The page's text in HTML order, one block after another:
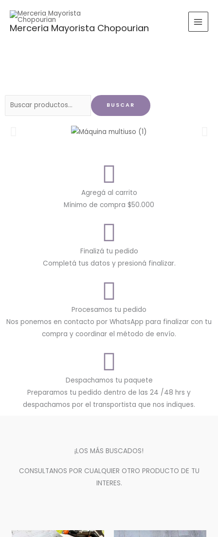
contenido
Merceria Mayorista Chopourian
Buscar
BUSCAR
Agregá al carrito
Mínimo de compra $50.000
Finalizá tu pedido
Completá tus datos y presioná finalizar.
Procesamos tu pedido
Nos ponemos en contacto por WhatsApp para finalizar con tu
compra y coordinar el método de envío.
Despachamos tu paquete
Preparamos tu pedido dentro de las 24 /48 hrs y
despachamos por el transportista que nos indiques.
¡LOS MÁS BUSCADOS!
CONSULTANOS POR CUALQUIER OTRO PRODUCTO DE TU
INTERES.